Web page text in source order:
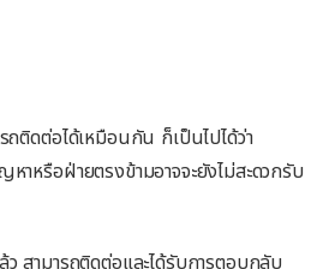
ถติดต่อได้เหมือนกัน ก็เป็นไปได้ว่า
าหรือฝ่ายตรงข้ามอาจจะยังไม่สะดวกรับ
สามารถติดต่อและได้รับการตอบกลับ